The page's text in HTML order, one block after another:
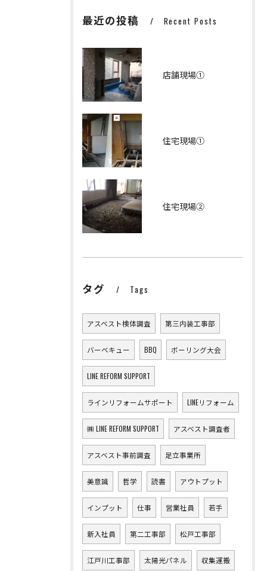
最近の投稿 Recent Posts
店舗現場①
住宅現場①
住宅現場②
タグ Tags
アスベスト検体調査 第三内装工事部
バーベキュー BBQ ボーリング大会
LINE REFORM SUPPORT
ラインリフォームサポート LINEリフォーム
㈱ LINE REFORM SUPPORT アスベスト調査者
アスベスト事前調査 足立事業所
美意識 哲学 読書 アウトプット
インプット 仕事 営業社員 若手
新入社員 第二工事部 松戸工事部
江戸川工事部 太陽光パネル 収集運搬